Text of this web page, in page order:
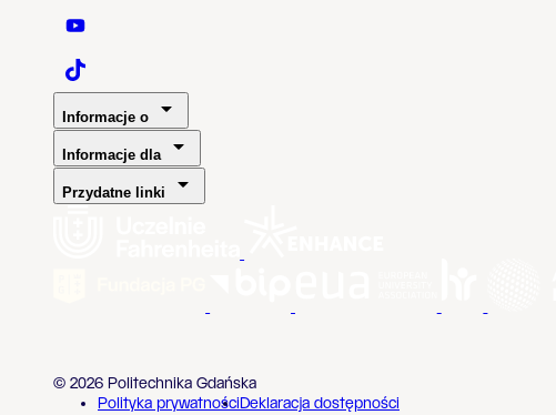
Politechnika Gdańska - YouTube
Politechnika Gdańska - TaikTok
Informacje o
Informacje dla
Przydatne linki
© 2026 Politechnika Gdańska
Polityka prywatnościDeklaracja dostępności